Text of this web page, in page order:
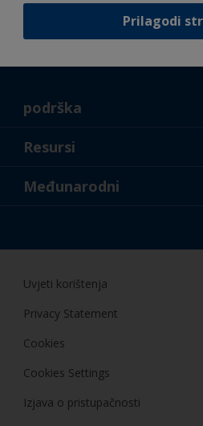
Prilagodi
podrška
O nama
Resursi
Novosti
Međunarodni
Uvjeti korištenja
Privacy Statement
Cookies
Cookies Settings
Izjava o pristupačnosti